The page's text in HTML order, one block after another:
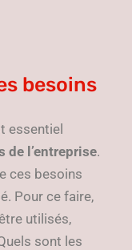
besoins
essentiel
de l’entreprise.
ces besoins
Pour ce faire,
utilisés,
sont les